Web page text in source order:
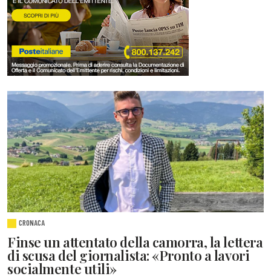
CRONACA
Finse un attentato della camorra, la lettera
di scusa del giornalista: «Pronto a lavori
socialmente utili»